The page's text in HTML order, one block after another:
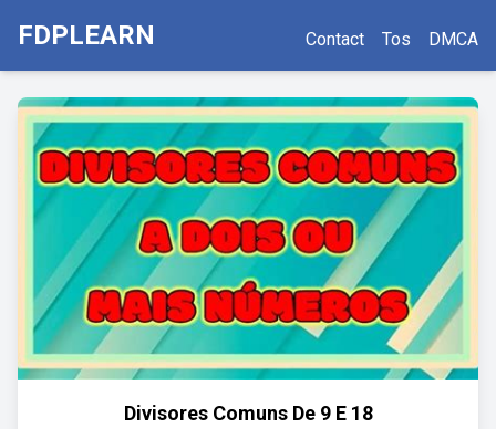
FDPLEARN Contact Tos DMCA
Divisores Comuns De 9 E 18